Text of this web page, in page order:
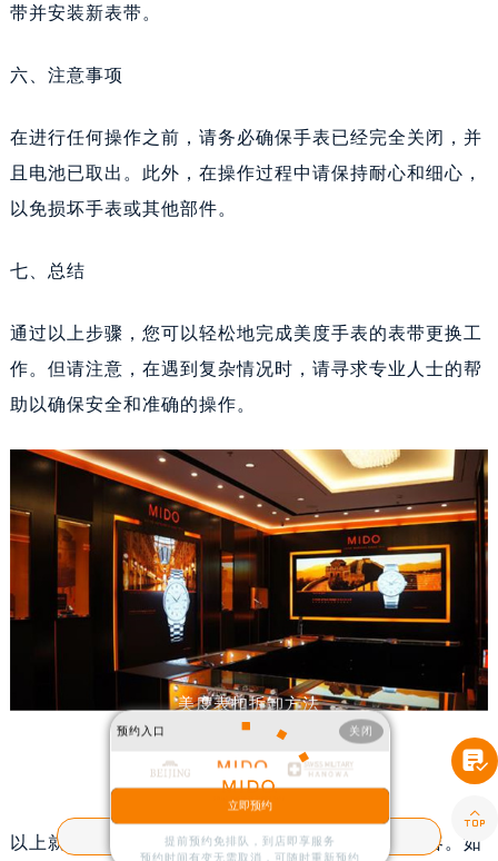
美度表扣拆卸方法
对于喜欢收藏和佩戴美度手表的朋友们来说，了解如何正确拆卸表扣是一项重要的技能。
正确的拆卸方法不仅可以帮助您更换表带，还能
客户服务热线： 400-801-7361
带并安装新表带。
六、注意事项
在进行任何操作之前，请务必确保手表已经完全关闭，并
且电池已取出。此外，在操作过程中请保持耐心和细心，
以免损坏手表或其他部件。
七、总结
通过以上步骤，您可以轻松地完成美度手表的表带更换工
作。但请注意，在遇到复杂情况时，请寻求专业人士的帮
助以确保安全和准确的操作。
以上就是 成都美度客户服务中心为您分享的精彩内容。如


预约入口 关闭
立即预约
提前预约免排队，到店即享服务
预约时间有变无需取消，可随时重新预约